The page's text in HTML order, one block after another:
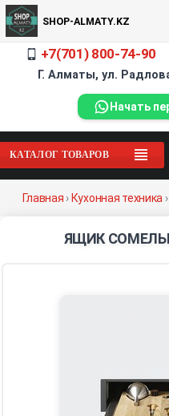
SHOP-ALMATY.KZ
+7(701) 800-74-90
Г. Алматы, ул.
Начать
КАТАЛОГ ТОВАРОВ
Главная ›Кухонная техника ›
ЯЩИК СОМЕЛЬЕ